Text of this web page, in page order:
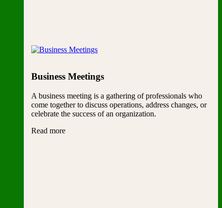
Business Meetings
A business meeting is a gathering of professionals who
come together to discuss operations, address changes, or
celebrate the success of an organization.
Read more